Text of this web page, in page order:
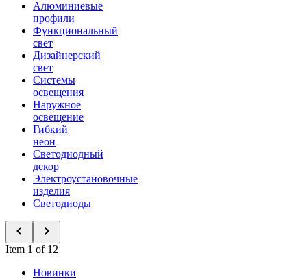
Алюминиевые
профили
Функциональный
свет
Дизайнерский
свет
Системы
освещения
Наружное
освещение
Гибкий
неон
Светодиодный
декор
Электроустановочные
изделия
Светодиоды
Item 1 of 12
Новинки